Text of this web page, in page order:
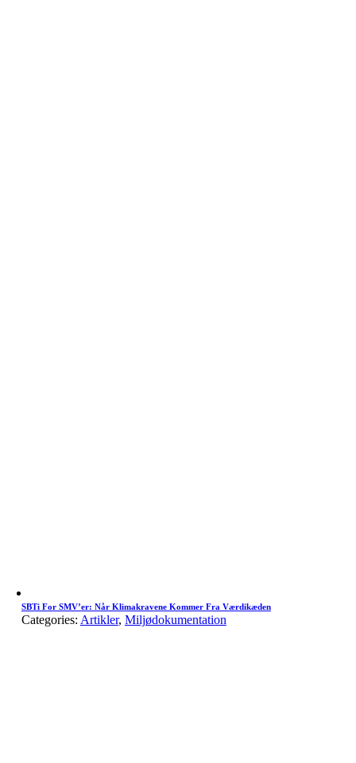
SBTi For SMV’er: Når Klimakravene Kommer Fra Værdikæden
Categories: Artikler, Miljødokumentation